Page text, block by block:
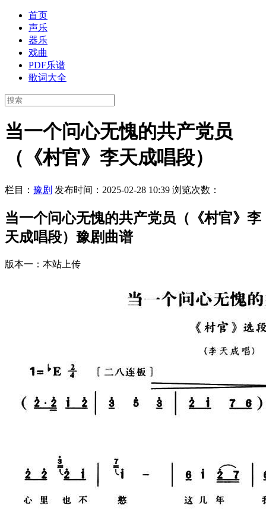
首页
声乐
器乐
戏曲
PDF乐谱
歌词大全
当一个问心无愧的共产党员
（《村官》李天成唱段）
栏目： 豫剧 发布时间：2025-02-28 10:39 浏览次数：
当一个问心无愧的共产党员（《村官》李
天成唱段）豫剧曲谱
版本一：本站上传